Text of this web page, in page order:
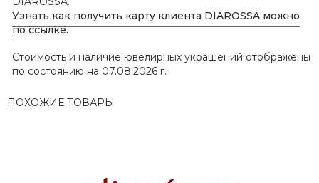
Узнать как получить карту клиента DIAROSSA можно
по ссылке.
Стоимость и наличие ювелирных украшений отображены
по состоянию на 07.08.2026 г.
ПОХОЖИЕ ТОВАРЫ